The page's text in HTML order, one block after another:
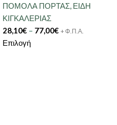
ΠΟΜΟΛΑ ΠΟΡΤΑΣ, ΕΙΔΗ
ΚΙΓΚΑΛΕΡΙΑΣ
28,10€ – 77,00€ + Φ.Π.Α.
Επιλογή